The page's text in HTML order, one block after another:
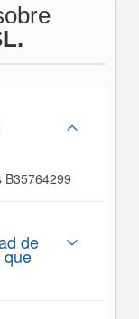
B35764299
de